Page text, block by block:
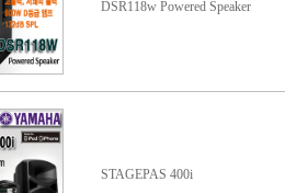
DSR118w Powered Speaker
STAGEPAS 400i